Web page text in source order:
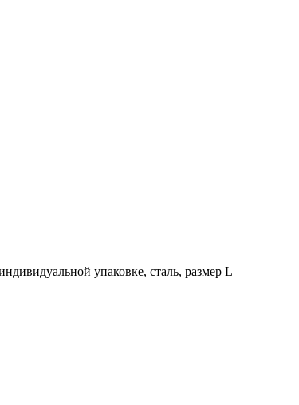
упаковке, сталь, размер L